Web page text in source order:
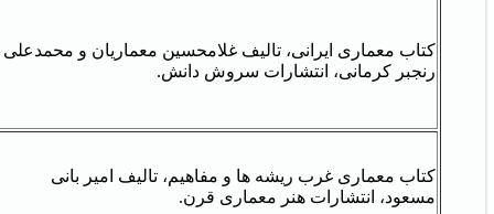
کتاب معماری ایرانی، تالیف غلامحسین معماریان و محمدعلی
رنجبر کرمانی، انتشارات سروش دانش.
کتاب معماری غرب ریشه ها و مفاهیم، تالیف امیر بانی
مسعود، انتشارات هنر معماری قرن.